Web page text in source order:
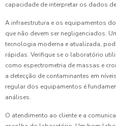
capacidade de interpretar os dados
A infraestrutura e os equipamentos
que não devem ser negligenciados.
tecnologia moderna e atualizada,
rápidas. Verifique se o laboratório
como espectrometria de massas e
a detecção de contaminantes em
regular dos equipamentos é
análises.
O atendimento ao cliente e a